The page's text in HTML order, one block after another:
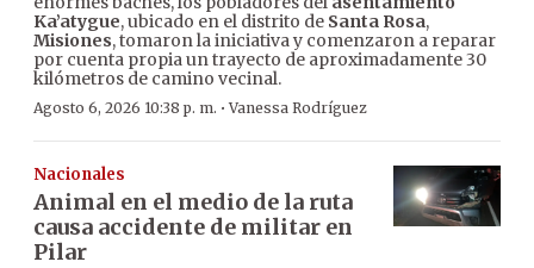
Ka’atygue, ubicado en el distrito de Santa Rosa,
Misiones, tomaron la iniciativa y comenzaron a reparar
por cuenta propia un trayecto de aproximadamente 30
kilómetros de camino vecinal.
Agosto 6, 2026 10:38 p. m. ·Vanessa Rodríguez
Nacionales
Animal en el medio de la ruta
causa accidente de militar en
Pilar